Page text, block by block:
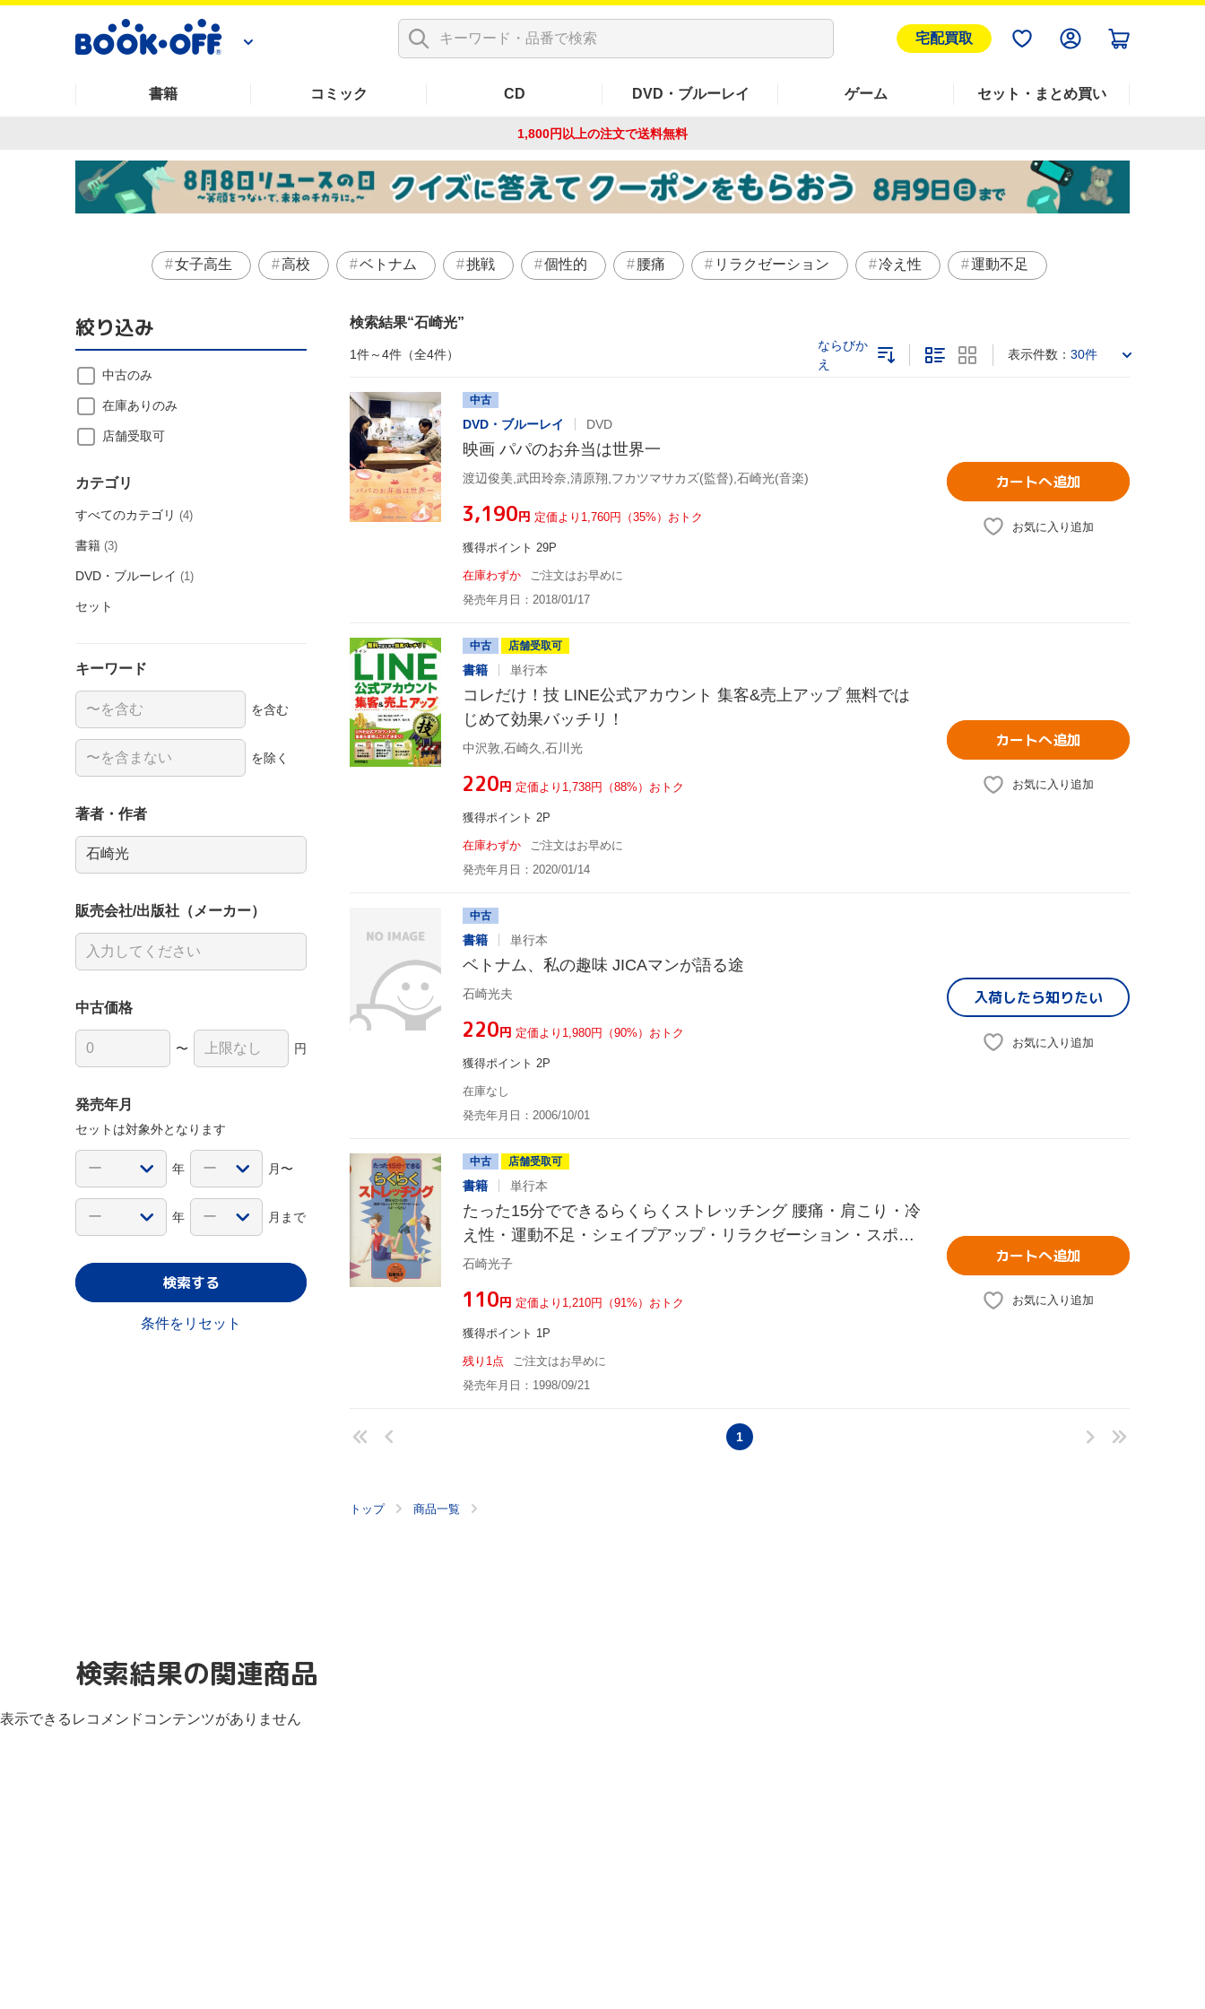
宅配買取
書籍 コミック CD DVD・ブルーレイ ゲーム セット・まとめ買い
1,800円以上の注文で送料無料
女子高生 高校 ベトナム 挑戦 個性的 腰痛 リラクゼーション 冷え性 運動不足
検索結果 石崎光
1件～4件（全4件）
ならびか
え
表示件数： 30件
中古
DVD・ブルーレイ DVD
映画 パパのお弁当は世界一
渡辺俊美,武田玲奈,清原翔,フカツマサカズ(監督),石崎光(音楽)
¥3,190円 定価より1,760円（35%）おトク
獲得ポイント 29P
在庫わずか
ご注文はお早めに
発売年月日：2018/01/17
カートへ追加
お気に入り追加
中古 店舗受取可
書籍 単行本
コレだけ！技 LINE公式アカウント 集客&売上アップ 無料では
じめて効果バッチリ！
中沢敦,石崎久,石川光
¥220円 定価より1,738円（88%）おトク
獲得ポイント 2P
在庫わずか
ご注文はお早めに
発売年月日：2020/01/14
カートへ追加
お気に入り追加
中古
書籍 単行本
ベトナム、私の趣味 JICAマンが語る途
石崎光夫
¥220円 定価より1,980円（90%）おトク
獲得ポイント 2P
在庫なし
発売年月日：2006/10/01
入荷したら知りたい
お気に入り追加
中古 店舗受取可
書籍 単行本
たった15分でできるらくらくストレッチング 腰痛・肩こり・冷
え性・運動不足・シェイプアップ・リラクゼーション・スポー
ツなどに！
石崎光子
¥110円 定価より1,210円（91%）おトク
獲得ポイント 1P
残り1点
ご注文はお早めに
発売年月日：1998/09/21
カートへ追加
お気に入り追加
1
トップ 商品一覧
絞り込み
中古のみ
在庫ありのみ
店舗受取可
カテゴリ
すべてのカテゴリ (4)
書籍 (3)
DVD・ブルーレイ (1)
セット
キーワード
を含む
を除く
著者・作者
販売会社/出版社（メーカー）
中古価格
〜 円
発売年月
セットは対象外となります
年 月〜
年 月まで
検索する
条件をリセット
検索結果の関連商品
表示できるレコメンドコンテンツがありません